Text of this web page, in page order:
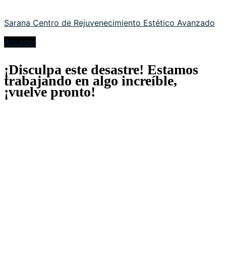
Sarana Centro de Rejuvenecimiento Estético Avanzado
Acceder
¡Disculpa este desastre! Estamos
trabajando en algo increíble,
¡vuelve pronto!